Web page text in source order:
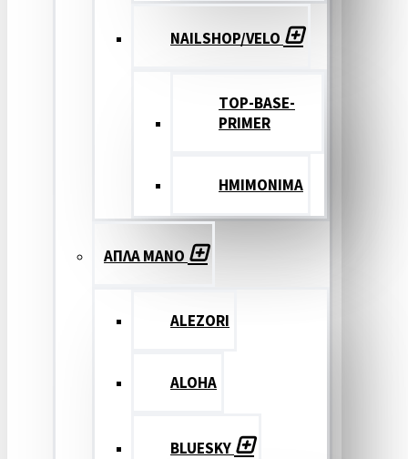
NAILSHOP/VELO
TOP-BASE-
PRIMER
ΗΜΙΜΟΝΙΜΑ
ΑΠΛΑ ΜΑΝΟ
ALEZORI
ALOHA
BLUESKY